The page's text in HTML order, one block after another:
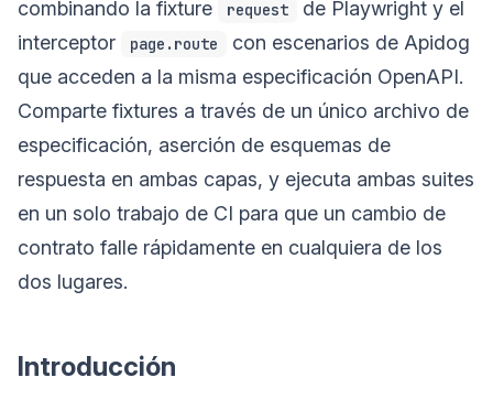
combinando la fixture
request
de Playwright y el
interceptor
page.route
con escenarios de Apidog
que acceden a la misma especificación OpenAPI.
Comparte fixtures a través de un único archivo de
especificación, aserción de esquemas de
respuesta en ambas capas, y ejecuta ambas suites
en un solo trabajo de CI para que un cambio de
contrato falle rápidamente en cualquiera de los
dos lugares.
Introducción